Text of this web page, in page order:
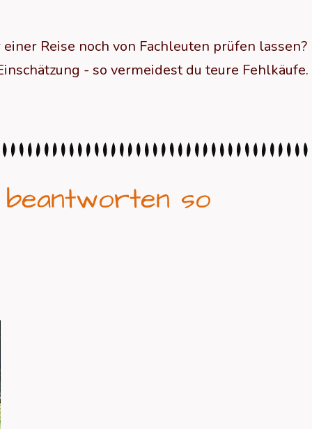
Reise noch von Fachleuten prüfen lassen?
- so vermeidest du teure Fehlkäufe.
so